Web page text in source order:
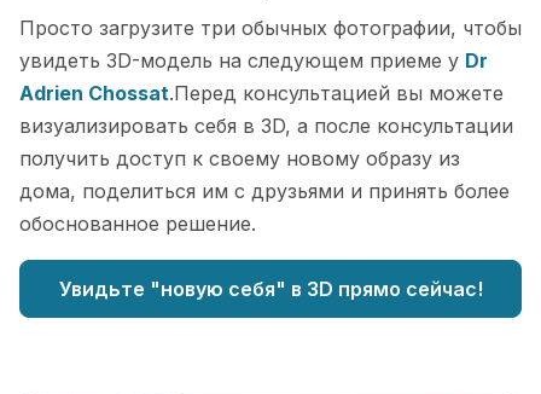
Просто загрузите три обычных фотографии, чтобы
увидеть 3D-модель на следующем приеме у Dr
Adrien Chossat.Перед консультацией вы можете
визуализировать себя в 3D, а после консультации
получить доступ к своему новому образу из
дома, поделиться им с друзьями и принять более
обоснованное решение.
Увидьте "новую себя" в 3D прямо сейчас!